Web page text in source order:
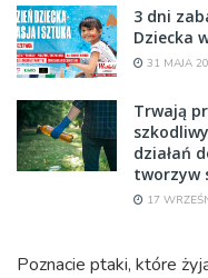
3 dni
Dziecka
31 MAJA
Trwają
działań
tworzyw
17
Poznacie ptaki, które